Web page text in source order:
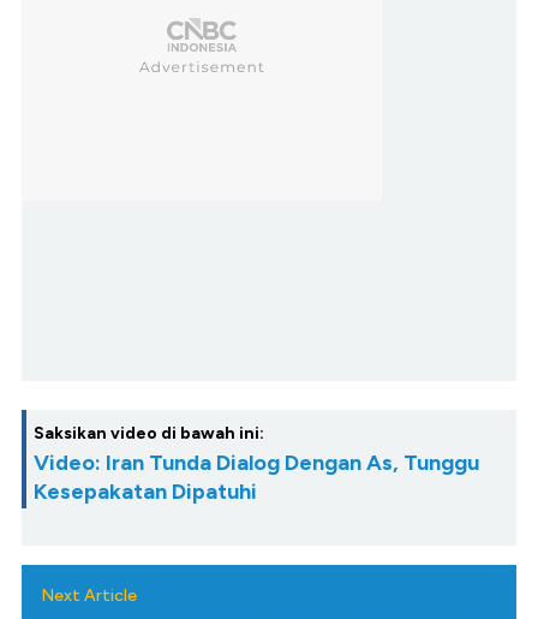
Saksikan video di bawah ini:
Video: Iran Tunda Dialog Dengan As, Tunggu
Kesepakatan Dipatuhi
Next Article